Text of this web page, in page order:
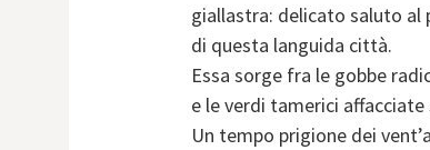
giallastra: delicato saluto al
di questa languida città.
Essa sorge fra le gobbe
e le verdi tamerici affacciate
Un tempo prigione dei